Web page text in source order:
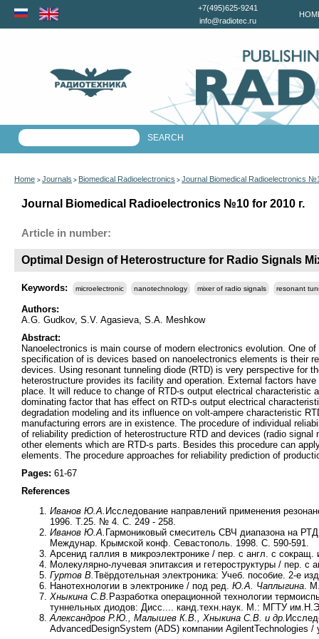
+7(495)625-9241
info@radiotec.ru
Home > Journals > Biomedical Radioelectronics > Journal Biomedical Radioelectronics
Journal Biomedical Radioelectronics №10 for 2010 г.
Article in number:
Optimal Design of Heterostructure for Radio Signals
Keywords: microelectronic nanotechnology mixer of radio signals resonant
Authors:
A.G. Gudkov, S.V. Agasieva, S.A. Meshkow
Abstract:
Nanoelectronics is main course of modern electronics evolution. One
specification of is devices based on nanoelectronics elements is their
devices. Using resonant tunneling diode (RTD) is very perspective for
heterostructure provides its facility and operation. External factors
place. It will reduce to change of RTD-s output electrical characteristic
dominating factor that has effect on RTD-s output electrical
degradation modeling and its influence on volt-ampere characteristic
manufacturing errors are in existence. The procedure of individual
of reliability prediction of heterostructure RTD and devices (radio
other elements which are RTD-s parts. Besides this procedure can
elements. The procedure approaches for reliability prediction of
Pages: 61-67
References
Иванов Ю.А. Исследование направлений применения
1996. Т.25. № 4. С. 249 - 258.
Иванов Ю.А. Гармониковый смеситель СВЧ диапазона на
Междунар. Крымской конф. Севастополь. 1998. С. 590-591.
Арсенид галлия в микроэлектронике / пер. с англ. с
Молекулярно-лучевая эпитаксия и гетероструктуры / пер. с
Гуртов В.Твёрдотельная электроника: Учеб. пособие. 2-е
Нанотехнологии в электронике / под ред. Ю.А. Чаплыгина.
Хныкина С.В. Разработка операционной технологии
туннельных диодов: Дисс.... канд.техн.наук. М.: МГТУ
Александров Р.Ю., Малышев К.В., Хныкина С.В. и др.
AdvancedDesignSystem (ADS) компании AgilentTechnologies